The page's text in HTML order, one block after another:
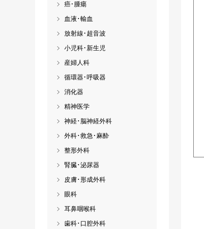
癌･腫瘍
血液･輸血
放射線･超音波
小児科･新生児
産婦人科
循環器･呼吸器
消化器
精神医学
神経･脳神経外科
外科･救急･麻酔
整形外科
腎臓･泌尿器
皮膚･形成外科
眼科
耳鼻咽喉科
歯科･口腔外科